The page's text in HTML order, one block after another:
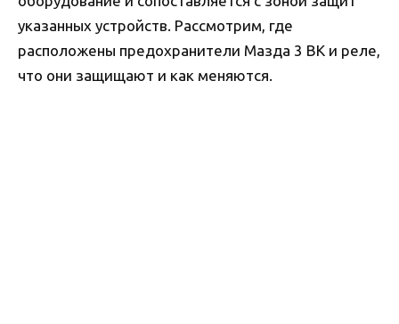
указанных устройств. Рассмотрим, где
расположены предохранители Мазда 3 BK и реле,
что они защищают и как меняются.